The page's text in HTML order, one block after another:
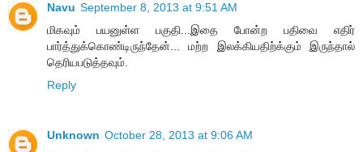
Navu September 8, 2013 at 9:51 AM
மிகவும் பயனுள்ள பகுதி...இதை போன்ற பதிவை எதிர்
பார்த்துக்கொண்டிருந்தேன்... மற்ற இலக்கியதிற்க்கும் இருந்தால்
தெரியபடுத்தவும்.
Reply
Unknown October 28, 2013 at 9:06 AM